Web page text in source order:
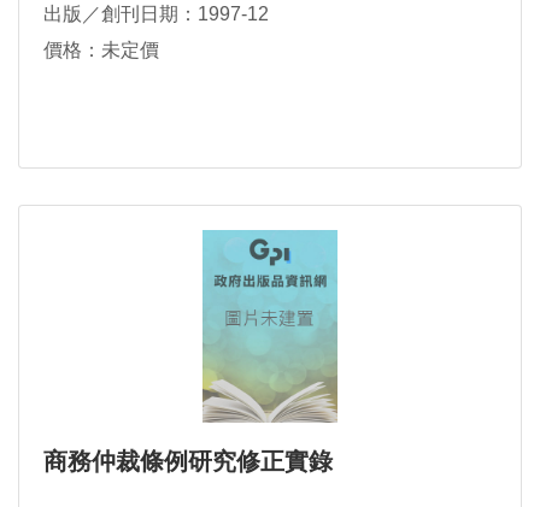
出版／創刊日期：1997-12
價格：未定價
商務仲裁條例研究修正實錄